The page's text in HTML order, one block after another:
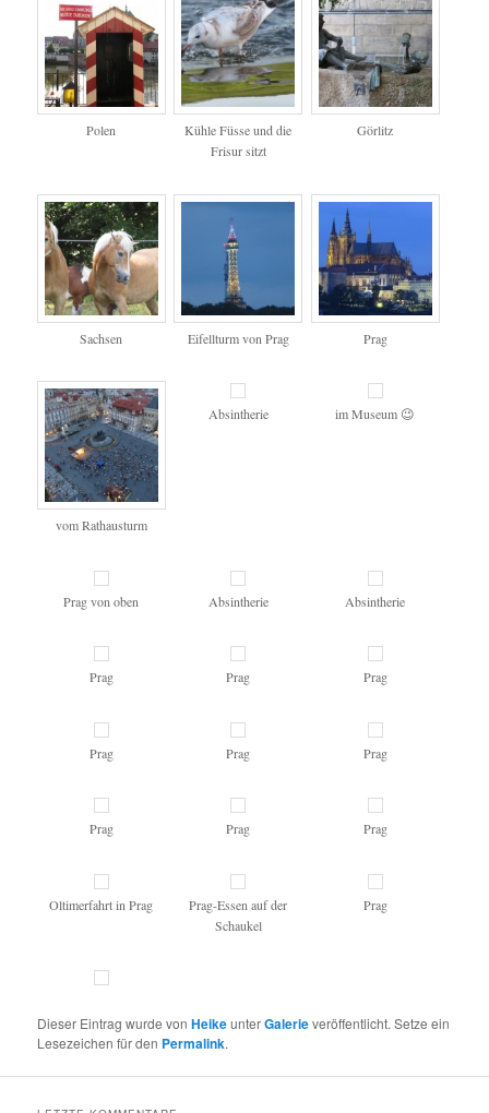
Polen
Kühle Füsse und die
Frisur sitzt
Görlitz
Sachsen Eifellturm von Prag Prag
vom Rathausturm
Absintherie im Museum 😉
Prag von oben Absintherie Absintherie
Prag Prag Prag
Prag Prag Prag
Prag Prag Prag
Oltimerfahrt in Prag
Prag-Essen auf der
Schaukel
Prag
Dieser Eintrag wurde vonHeikeunterGalerieveröffentlicht. Setze ein
Lesezeichen für den Permalink.